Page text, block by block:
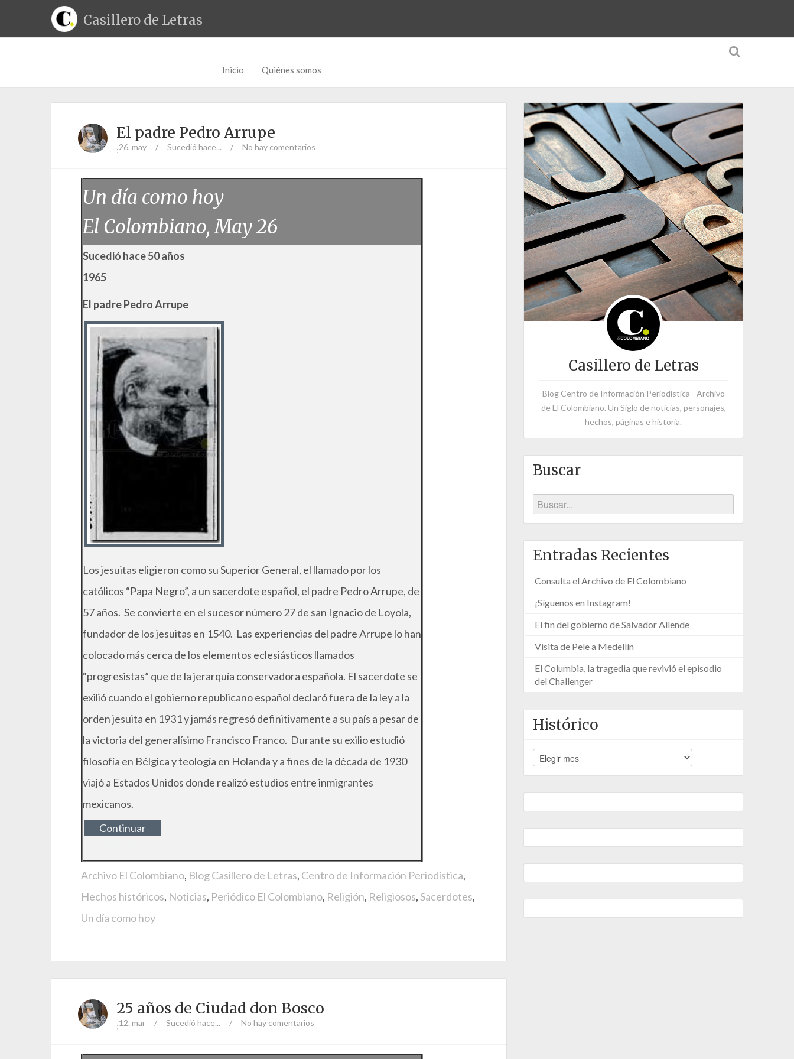
Casillero de Letras
Inicio Quiénes somos
El padre Pedro Arrupe
;26. may / Sucedió hace... / No hay comentarios
Un día como hoy
El Colombiano, May 26
Sucedió hace 50 años
1965
El padre Pedro Arrupe
Los jesuitas eligieron como su Superior General, el llamado por los
católicos “Papa Negro”, a un sacerdote español, el padre Pedro Arrupe, de
57 años. Se convierte en el sucesor número 27 de san Ignacio de Loyola,
fundador de los jesuitas en 1540. Las experiencias del padre Arrupe lo han
colocado más cerca de los elementos eclesiásticos llamados
“progresistas” que de la jerarquía conservadora española. El sacerdote se
exilió cuando el gobierno republicano español declaró fuera de la ley a la
orden jesuita en 1931 y jamás regresó definitivamente a su país a pesar de
la victoria del generalísimo Francisco Franco. Durante su exilio estudió
filosofía en Bélgica y teología en Holanda y a fines de la década de 1930
viajó a Estados Unidos donde realizó estudios entre inmigrantes
mexicanos.
Continuar
Archivo El Colombiano, Blog Casillero de Letras, Centro de Información Periodística,
Hechos históricos, Noticias, Periódico El Colombiano, Religión, Religiosos,Sacerdotes,
Un día como hoy
25 años de Ciudad don Bosco
;12. mar / Sucedió hace... / No hay comentarios
Casillero de Letras
Blog Centro de Información Periodística - Archivo
de El Colombiano. Un Siglo de noticias, personajes,
hechos, páginas e historia.
Buscar
Entradas Recientes
Consulta el Archivo de El Colombiano
¡Síguenos en Instagram!
El fin del gobierno de Salvador Allende
Visita de Pele a Medellín
El Columbia, la tragedia que revivió el episodio
del Challenger
Histórico